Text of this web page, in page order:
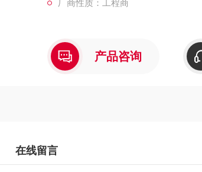
厂商性质：工程商
产品咨询
在线留言